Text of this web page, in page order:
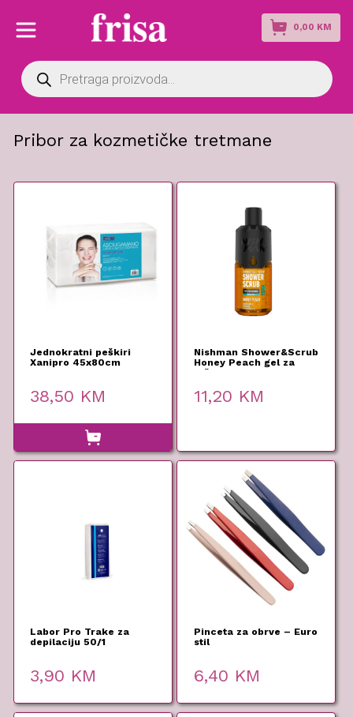
0,00 KM
Products
search
Pribor za kozmetičke tretmane
Jednokratni peškiri
Xanipro 45x80cm
38,50 KM
Nishman Shower&Scrub
Honey Peach gel za
tuširanje 480ml
11,20 KM
Labor Pro Trake za
depilaciju 50/1
3,90 KM
Pinceta za obrve – Euro
stil
6,40 KM